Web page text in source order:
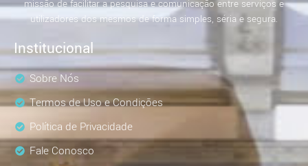
missão de facilitar a pesquisa e comunicação entre serviços e
utilizadores dos mesmos de forma simples, séria e segura.
Institucional
Sobre Nós
Termos de Uso e Condições
Política de Privacidade
Fale Conosco